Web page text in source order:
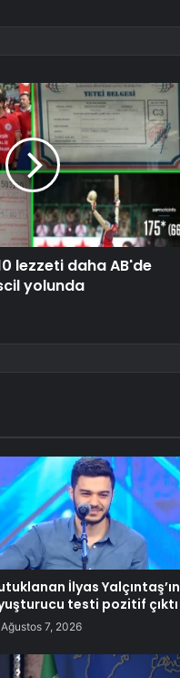
lezzeti daha AB'de
yolunda
İlyas Yalçıntaş’ın
testi pozitif çıktı
Ağustos 7, 2026